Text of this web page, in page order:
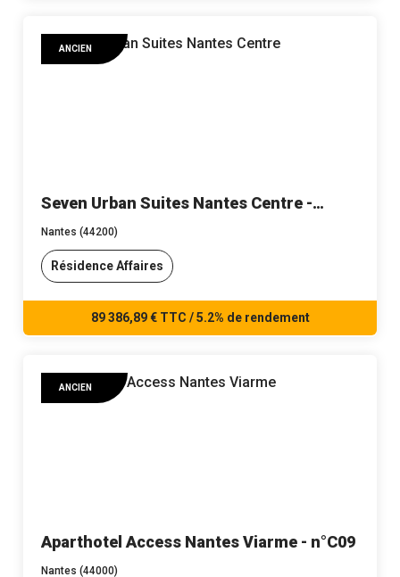
ANCIEN
Seven Urban Suites Nantes Centre -
n°6707
Nantes (44200)
Résidence Affaires
89 386,89 € TTC / 5.2% de rendement
ANCIEN
Aparthotel Access Nantes Viarme - n°C09
Nantes (44000)